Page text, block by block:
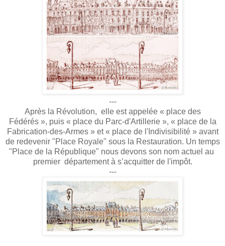
---
Après la Révolution, elle est appelée « place des
Fédérés », puis « place du Parc-d'Artillerie », « place de la
Fabrication-des-Armes » et « place de l'Indivisibilité » avant
de redevenir "Place Royale" sous la Restauration. Un temps
"Place de la République" nous devons son nom actuel au
premier département à s’acquitter de l'impôt.
---